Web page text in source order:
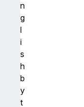
n
g
l
i
s
h
b
y
t